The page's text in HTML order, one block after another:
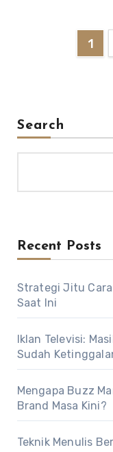
1
Search
Recent Posts
Strategi Jitu
Saat Ini
Iklan Televisi:
Sudah
Mengapa Buzz
Brand Masa Kini?
Teknik Menulis